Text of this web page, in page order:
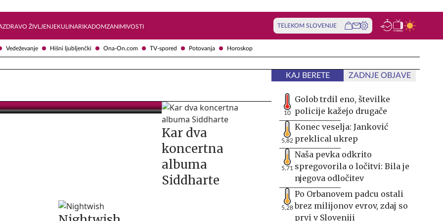
Vedeževanje Hišni ljubljenčki Ona-On.com TV-spored Potovanja Horoskop
ZDRAVO ŽIVLJENJEKULINARIKADOMZANIMIVOSTI TELEKOM SLOVENIJE
Kar dva
koncertna
albuma
Siddharte
KAJ BERETE ZADNJE OBJAVE
10
Golob trdil eno, številke
policije kažejo drugače
5,82
Konec veselja: Janković
preklical ukrep
5,71
Naša pevka odkrito
spregovorila o ločitvi: Bila je
njegova odločitev
5,28
Po Orbanovem padcu ostali
brez milijonov evrov, zdaj so
prvi v Sloveniji